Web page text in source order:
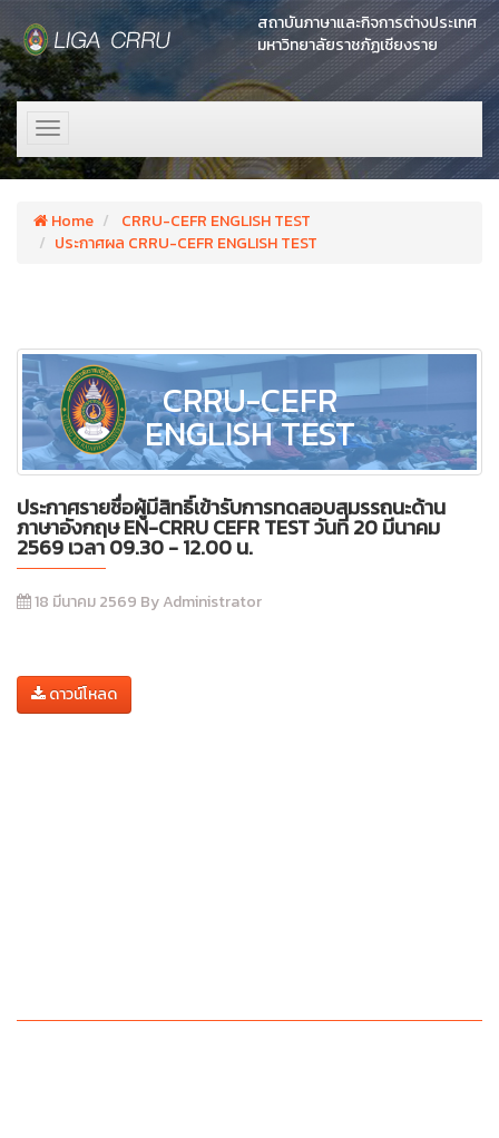
สถาบันภาษาและกิจการต่างประเทศ
มหาวิทยาลัยราชภัฏเชียงราย
Toggle
navigation
Home
CRRU-CEFR ENGLISH TEST
ประกาศผล CRRU-CEFR ENGLISH TEST
CRRU-CEFR
ENGLISH TEST
ประกาศรายชื่อผู้มีสิทธิ์เข้ารับการทดสอบสมรรถนะด้าน
ภาษาอังกฤษ EN-CRRU CEFR TEST วันที่ 20 มีนาคม
2569 เวลา 09.30 - 12.00 น.
18 มีนาคม 2569 By Administrator
ดาวน์โหลด